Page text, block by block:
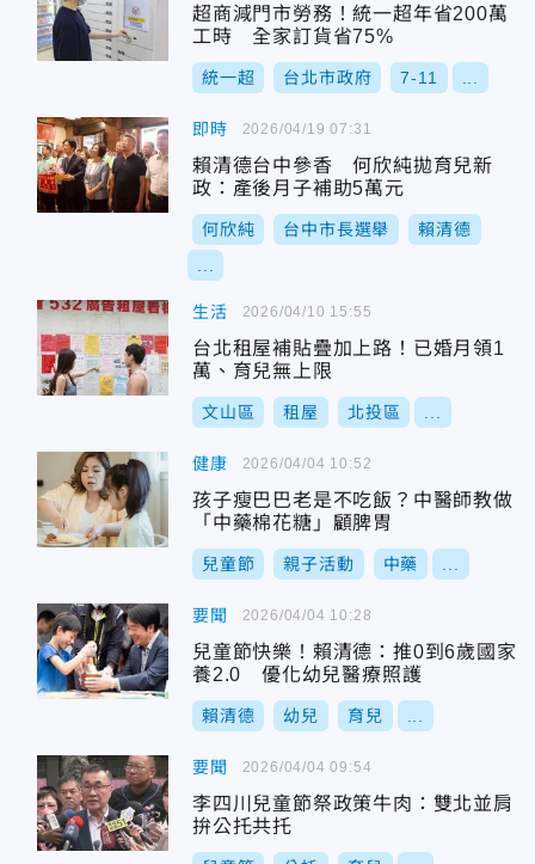
超商減門市勞務！統一超年省200萬
工時 全家訂貨省75%
統一超 台北市政府 7-11
即時
賴清德台中參香 何欣純拋育兒新
政：產後月子補助5萬元
何欣純 台中市長選舉 賴清德
2026/04/19 07:31
生活
台北租屋補貼疊加上路！已婚月領1
萬、育兒無上限
文山區 租屋 北投區
2026/04/10 15:55
健康
孩子瘦巴巴老是不吃飯？中醫師教做
「中藥棉花糖」顧脾胃
兒童節 親子活動 中藥
2026/04/04 10:52
要聞
兒童節快樂！賴清德：推0到6歲國家
養2.0 優化幼兒醫療照護
賴清德 幼兒 育兒
2026/04/04 10:28
要聞
李四川兒童節祭政策牛肉：雙北並肩
拚公托共托
2026/04/04 09:54